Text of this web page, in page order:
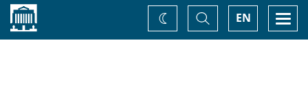
Accueil EN
Basculer
la
recherche
Changez
de